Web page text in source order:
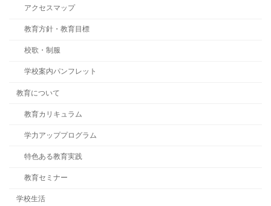
アクセスマップ
教育方針・教育目標
校歌・制服
学校案内パンフレット
教育について
教育カリキュラム
学力アッププログラム
特色ある教育実践
教育セミナー
学校生活